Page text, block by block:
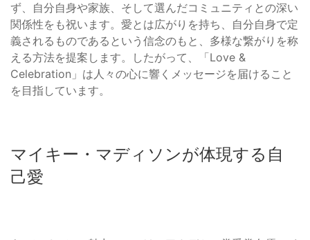
ず、自分自身や家族、そして選んだコミュニティとの深い
関係性をも祝います。愛とは広がりを持ち、自分自身で定
義されるものであるという信念のもと、多様な繋がりを称
える方法を提案します。したがって、「Love &
Celebration」は人々の心に響くメッセージを届けること
を目指しています。
マイキー・マディソンが体現する自
己愛